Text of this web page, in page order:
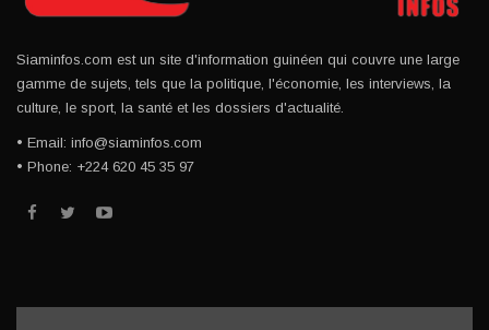
Siaminfos.com est un site d'information guinéen qui couvre une large
gamme de sujets, tels que la politique, l'économie, les interviews, la
culture, le sport, la santé et les dossiers d'actualité.
• Email: info@siaminfos.com
• Phone: +224 620 45 35 97